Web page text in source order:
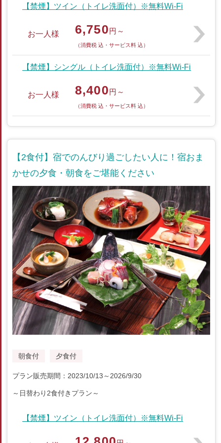
【禁煙】ツイン（トイレ洗面付）※無料Wi-Fi
お一人様 6,750円～
（消費税 込・サービス料 込）
【禁煙】シングル（トイレ洗面付）※無料Wi-Fi
お一人様 8,400円～
（消費税 込・サービス料 込）
【2食付】宿でのんびり過ごしたい人に！宿おま
かせの夕食・朝食をご堪能ください
朝食付 夕食付
プラン販売期間：2023/10/13～2026/9/30
～日替わり2食付きプラン～
【禁煙】ツイン（トイレ洗面付）※無料Wi-Fi